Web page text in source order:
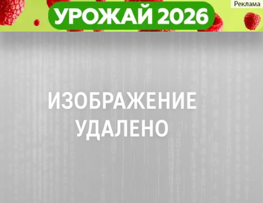
Житель Никольска подозревается
в нарушении авторских прав
Криминал Житель Никольска подозревается
в нарушении авторских прав
Криминал
Другие новости по
Погода и курсы